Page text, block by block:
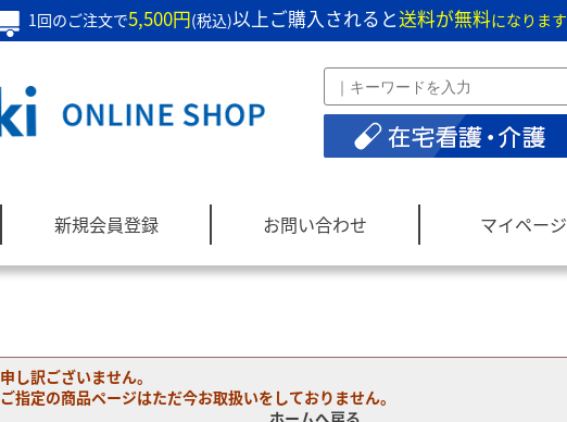
1回のご注文で5,500円(税込)以上ご購入されると送料が無料になります
新規会員登録 お問い合わせ マイページ
申し訳ございません。
ご指定の商品ページはただ今お取扱いをしておりません。
ホームへ戻る